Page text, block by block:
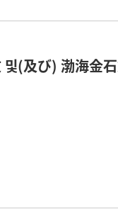
(及び) 渤海金